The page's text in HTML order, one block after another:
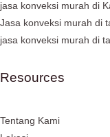
jasa konveksi murah di
Jasa konveksi murah di
jasa konveksi murah di
Resources
Tentang Kami